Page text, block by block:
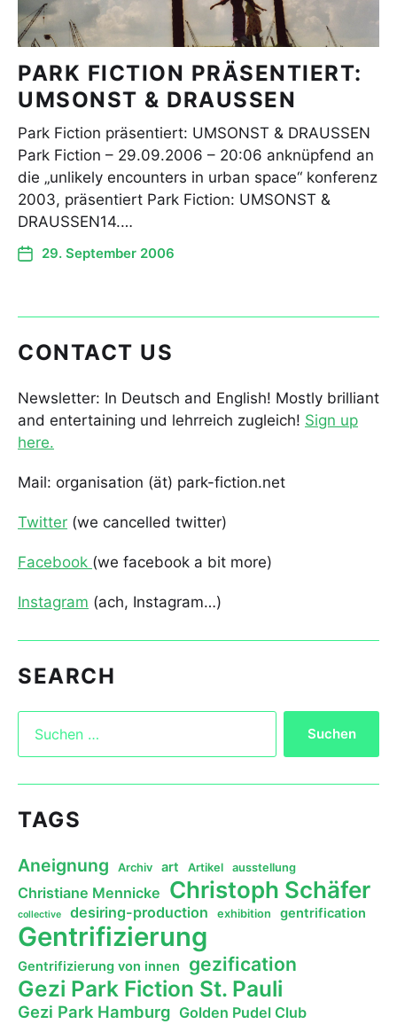
PARK FICTION PRÄSENTIERT:
UMSONST & DRAUSSEN
Park Fiction präsentiert: UMSONST & DRAUSSEN
Park Fiction – 29.09.2006 – 20:06 anknüpfend an
die „unlikely encounters in urban space“ konferenz
2003, präsentiert Park Fiction: UMSONST &
DRAUSSEN14.…
29. September 2006
CONTACT US
Newsletter: In Deutsch and English! Mostly brilliant
and entertaining und lehrreich zugleich! Sign up
here.
Mail: organisation (ät) park-fiction.net
Twitter (we cancelled twitter)
Facebook (we facebook a bit more)
Instagram (ach, Instagram…)
SEARCH
TAGS
Aneignung Archiv art Artikel ausstellung
Christiane Mennicke Christoph Schäfer
collective desiring-production exhibition gentrification
Gentrifizierung
Gentrifizierung von innen gezification
Gezi Park Fiction St. Pauli
Gezi Park Hamburg Golden Pudel Club